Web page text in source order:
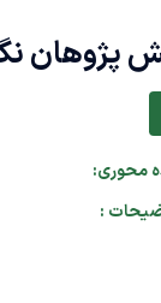
پژوهان
محوری:
: